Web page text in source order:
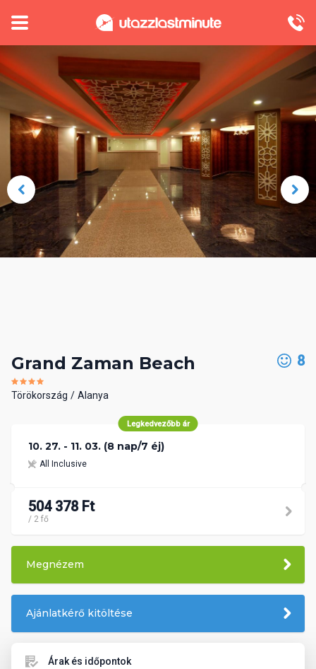
Grand Zaman Beach
Törökország Alanya
8
Legkedvezőbb ár
10. 27. - 11. 03. (8 nap/7 éj)
All Inclusive
504 378 Ft
/ 2 fő
Megnézem
Ajánlatkérő kitöltése
Árak és időpontok